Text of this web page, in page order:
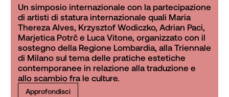
Un simposio internazionale con la partecipazione
di artisti di statura internazionale quali Maria
Thereza Alves, Krzysztof Wodiczko, Adrian Paci,
Marjetica Potrč e Luca Vitone, organizzato con il
sostegno della Regione Lombardia, alla Triennale
di Milano sul tema delle pratiche estetiche
contemporanee in relazione alla traduzione e
allo scambio fra le culture.
Approfondisci